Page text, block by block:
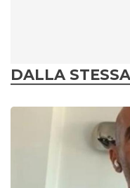
DALLA